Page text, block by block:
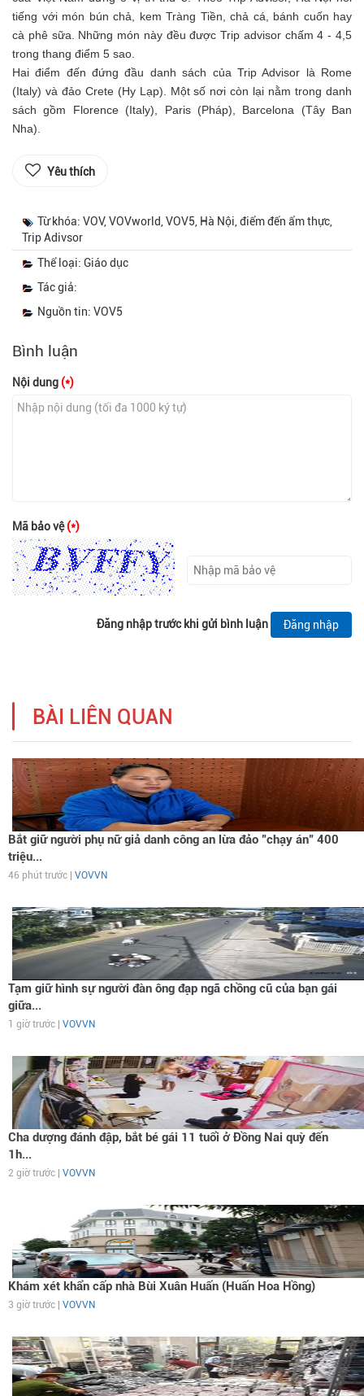
tiếng với món bún chả, kem Tràng Tiền, chả cá, bánh cuốn hay
cà phê sữa. Những món này đều được Trip advisor chấm 4 - 4,5
trong thang điểm 5 sao.
Hai điểm đến đứng đầu danh sách của Trip Advisor là Rome
(Italy) và đảo Crete (Hy Lạp). Một số nơi còn lại nằm trong danh
sách gồm Florence (Italy), Paris (Pháp), Barcelona (Tây Ban
Nha).
Yêu thích
Từ khóa: VOV, VOVworld, VOV5, Hà Nội, điểm đến ẩm thực,
Trip Adivsor
Thể loại: Giáo dục
Tác giả:
Nguồn tin: VOV5
Bình luận
Nội dung (*)
Mã bảo vệ(*)
Đăng nhập trước khi gửi bình luận Đăng nhập
BÀI LIÊN QUAN
Bắt giữ người phụ nữ giả danh công an lừa đảo "chạy án" 400
triệu...
46 phút trước | VOVVN
Tạm giữ hình sự người đàn ông đạp ngã chồng cũ của bạn gái
giữa...
1 giờ trước | VOVVN
Cha dượng đánh đập, bắt bé gái 11 tuổi ở Đồng Nai quỳ đến
1h...
2 giờ trước | VOVVN
Khám xét khẩn cấp nhà Bùi Xuân Huấn (Huấn Hoa Hồng)
3 giờ trước | VOVVN